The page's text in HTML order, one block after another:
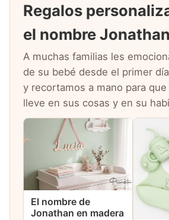
Regalos
el nombre Jonathan
A muchas familias les
de su bebé desde el primer
y recortamos a mano para
lleve en sus cosas y en su
El nombre de
Jonathan en madera